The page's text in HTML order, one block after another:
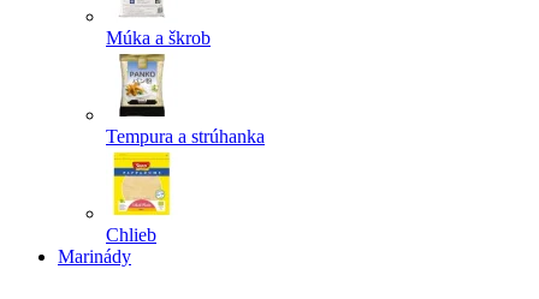
Múka a škrob
Tempura a strúhanka
Chlieb
Marinády